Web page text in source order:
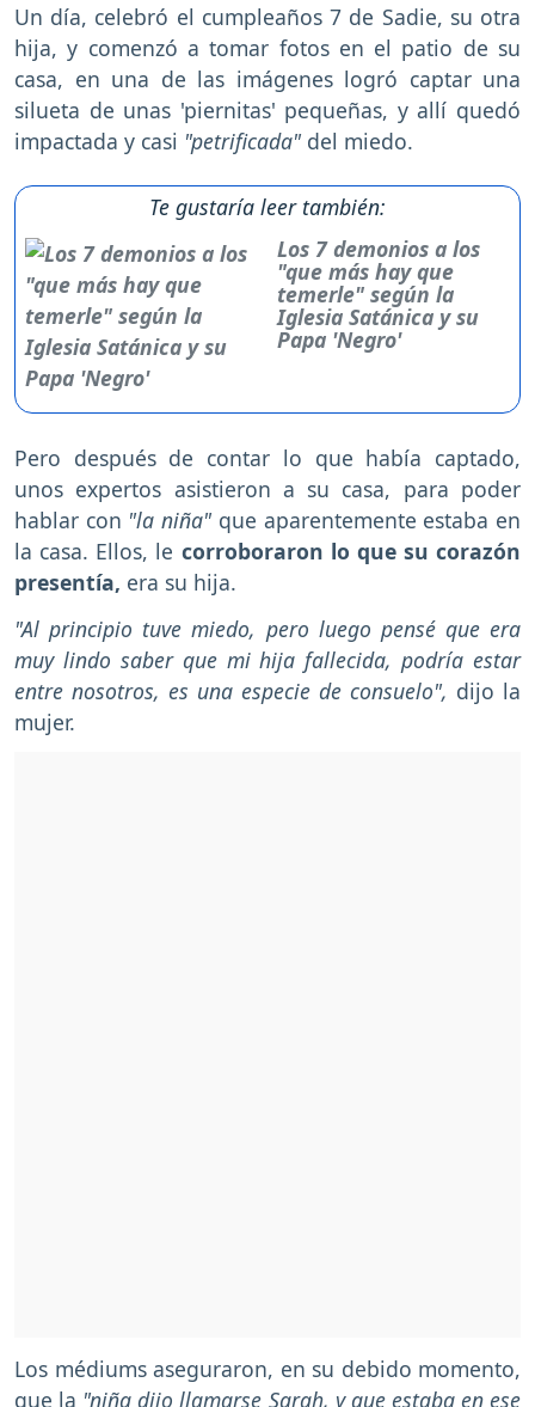
Un día, celebró el cumpleaños 7 de Sadie, su otra
hija, y comenzó a tomar fotos en el patio de su
casa, en una de las imágenes logró captar una
silueta de unas 'piernitas' pequeñas, y allí quedó
impactada y casi "petrificada" del miedo.
Te gustaría leer también:
Los 7 demonios a los
"que más hay que
temerle" según la
Iglesia Satánica y su
Papa 'Negro'
Pero después de contar lo que había captado,
unos expertos asistieron a su casa, para poder
hablar con "la niña" que aparentemente estaba en
la casa. Ellos, le corroboraron lo que su corazón
presentía, era su hija.
"Al principio tuve miedo, pero luego pensé que era
muy lindo saber que mi hija fallecida, podría estar
entre nosotros, es una especie de consuelo", dijo la
mujer.
Los médiums aseguraron, en su debido momento,
que la "niña dijo llamarse Sarah, y que estaba en ese